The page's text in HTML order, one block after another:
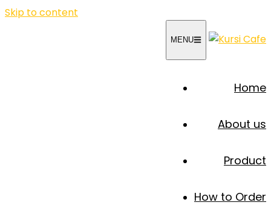
Skip to content
MENU
Home
About us
Product
How to Order